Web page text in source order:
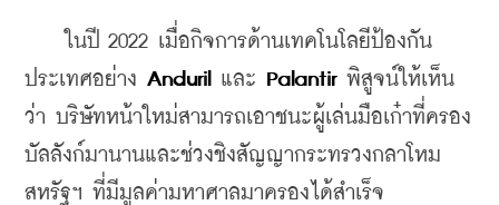
ในปี 2022 เมื่อกิจการด้านเทคโนโลยีป้องกัน
ประเทศอย่าง Anduril และ Palantir พิสูจน์ให้เห็น
ว่า บริษัทหน้าใหม่สามารถเอาชนะผู้เล่นมือเก๋าที่ครอง
บัลลังก์มานานและช่วงชิงสัญญากระทรวงกลาโหม
สหรัฐฯ ที่มีมูลค่ามหาศาลมาครองได้สำเร็จ